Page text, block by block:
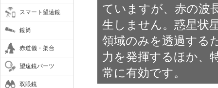
スマート望遠鏡
鏡筒
赤道儀・架台
望遠鏡パーツ
双眼鏡
ていますが、赤の波
生しません。惑星状
領域のみを透過する
力を発揮するほか、
常に有効です。